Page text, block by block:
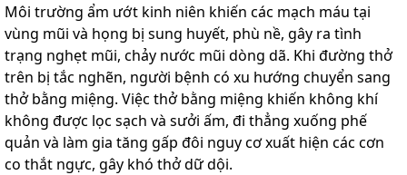
Môi trường ẩm ướt kinh niên khiến các mạch máu tại
vùng mũi và họng bị sung huyết, phù nề, gây ra tình
trạng nghẹt mũi, chảy nước mũi dòng dã. Khi đường thở
trên bị tắc nghẽn, người bệnh có xu hướng chuyển sang
thở bằng miệng. Việc thở bằng miệng khiến không khí
không được lọc sạch và sưởi ấm, đi thẳng xuống phế
quản và làm gia tăng gấp đôi nguy cơ xuất hiện các cơn
co thắt ngực, gây khó thở dữ dội.